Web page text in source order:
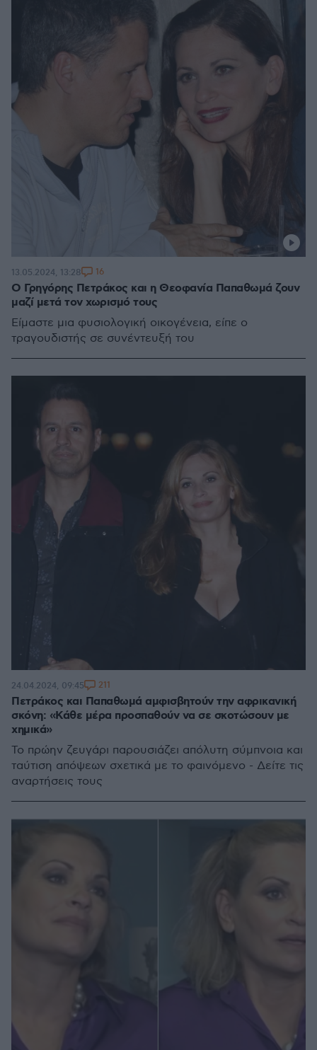
Ο Γρηγόρης Πετράκος και η Θεοφανία Παπαθωμά ζουν
μαζί μετά τον χωρισμό τους
Είμαστε μια φυσιολογική οικογένεια, είπε ο
τραγουδιστής σε συνέντευξή του
13.05.2024, 13:28 16
Πετράκος και Παπαθωμά αμφισβητούν την αφρικανική
σκόνη: «Κάθε μέρα προσπαθούν να σε σκοτώσουν με
χημικά»
Το πρώην ζευγάρι παρουσιάζει απόλυτη σύμπνοια και
ταύτιση απόψεων σχετικά με το φαινόμενο - Δείτε τις
αναρτήσεις τους
24.04.2024, 09:45 211